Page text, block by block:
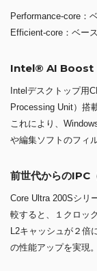
Performance-core：
Efficient-core：ベー
Intel® AI Boost
Intelデスクトップ用
Processing Unit）搭載
これにより、
や編集ソフトのフィ
前世代からのIPC
Core Ultra 200Sシリ
較すると、１クロッ
L2キャッシュが２倍
の性能アップを実現。